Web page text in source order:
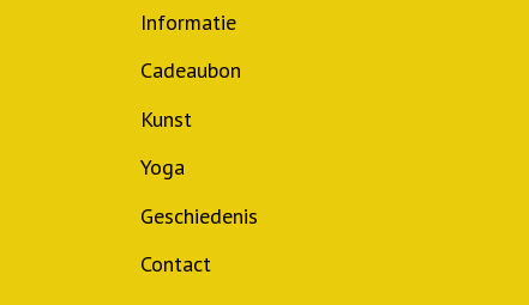
Informatie
Cadeaubon
Kunst
Yoga
Geschiedenis
Contact